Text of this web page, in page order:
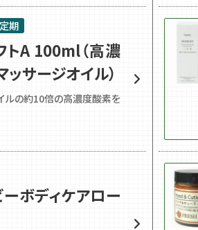
期
トA 100ml（高濃
サージオイル）
ルの約10倍の高濃度酸素を
ボディケアロー